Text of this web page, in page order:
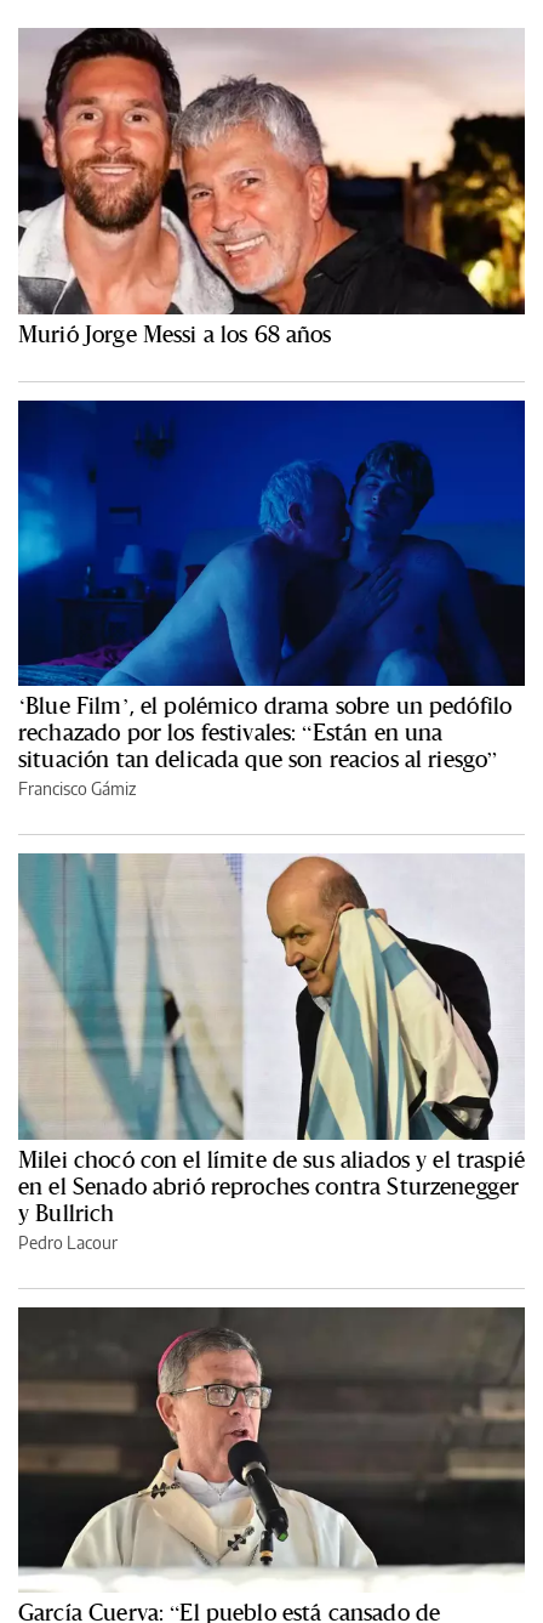
Murió Jorge Messi a los 68 años
‘Blue Film’, el polémico drama sobre un pedófilo
rechazado por los festivales: “Están en una
situación tan delicada que son reacios al riesgo”
Francisco Gámiz
Milei chocó con el límite de sus aliados y el traspié
en el Senado abrió reproches contra Sturzenegger
y Bullrich
Pedro Lacour
García Cuerva: “El pueblo está cansado de